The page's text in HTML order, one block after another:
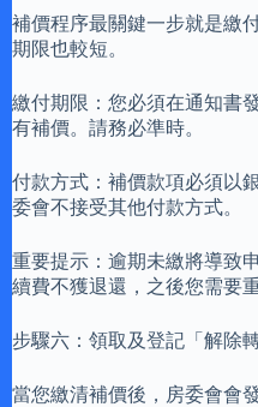
補價程序最關鍵一步就是繳
期限也較短。
繳付期限：您必須在通知書
有補價。請務必準時。
付款方式：補價款項必須以
委會不接受其他付款方式。
重要提示：逾期未繳將導致
續費不獲退還，之後您需要
步驟六：領取及登記「解除
當您繳清補價後，房委會會